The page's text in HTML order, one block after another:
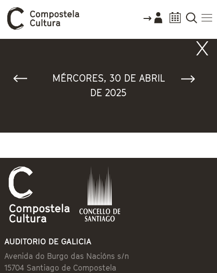
MÉRCORES, 30 DE ABRIL
DE 2025
AUDITORIO DE GALICIA
Avenida do Burgo das Nacións s/n
15704 Santiago de Compostela